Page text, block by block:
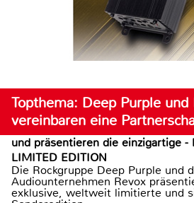
Topthema: Deep Purple und
vereinbaren eine
und präsentieren die einzigartige -
LIMITED EDITION
Die Rockgruppe Deep Purple und
Audiounternehmen Revox
exklusive, weltweit limitierte und